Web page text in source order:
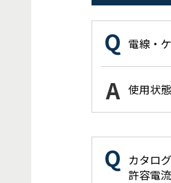
電線・
使用状
カタロ
許容電